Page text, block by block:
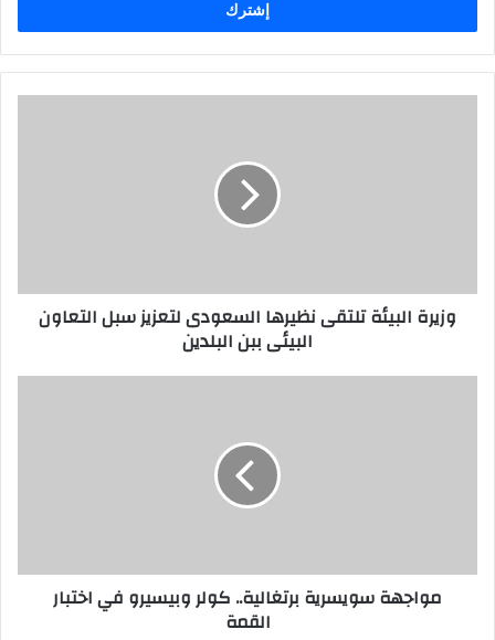
وزيرة البيئة تلتقى نظيرها السعودى لتعزيز سبل التعاون
البيئى ببن البلدين
مواجهة سويسرية برتغالية.. كولر وبيسيرو في اختبار
القمة